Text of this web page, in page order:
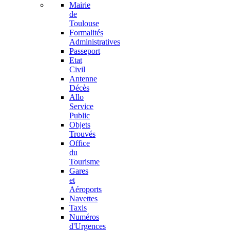
Mairie
de
Toulouse
Formalités
Administratives
Passeport
Etat
Civil
Antenne
Décès
Allo
Service
Public
Objets
Trouvés
Office
du
Tourisme
Gares
et
Aéroports
Navettes
Taxis
Numéros
d'Urgences